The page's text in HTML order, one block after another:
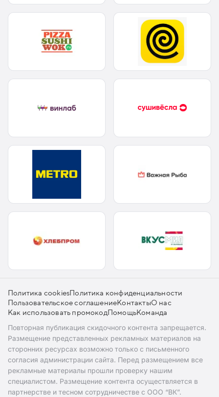
Политика cookiesПолитика конфиденциальности
Пользовательское соглашениеКонтактыО нас
Как использовать промокодПомощьКоманда
Повторная публикация скидочного контента запрещается.
Размещение представленных рекламных материалов на
сторонних ресурсах возможно только с письменного
согласия администрации сайта. Перед размещением все
рекламные материалы прошли проверку нашим
специалистом. Размещение контента осуществляется в
партнерстве и тесном сотрудничестве с ООО “ВК”.